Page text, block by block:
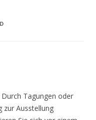
Tagungen oder
zur Ausstellung